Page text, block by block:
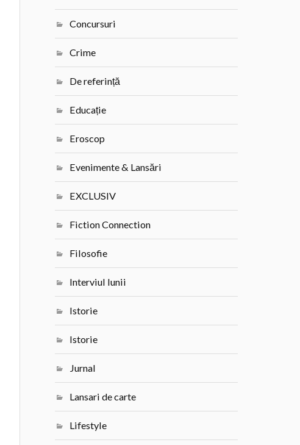
Concursuri
Crime
De referință
Educație
Eroscop
Evenimente & Lansări
EXCLUSIV
Fiction Connection
Filosofie
Interviul lunii
Istorie
Istorie
Jurnal
Lansari de carte
Lifestyle